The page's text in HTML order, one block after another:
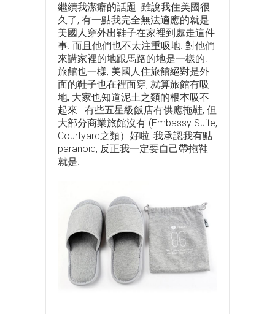
繼續我潔癖的話題. 雖說我住美國很
久了, 有一點我完全無法適應的就是
美國人穿外出鞋子在家裡到處走這件
事. 而且他們也不太注重吸地. 對他們
來講家裡的地跟馬路的地是一樣的.
旅館也一樣, 美國人住旅館絕對是外
面的鞋子也在裡面穿, 就算旅館有吸
地, 大家也知道泥土之類的根本吸不
起來. 有些五星級飯店有供應拖鞋, 但
大部分商業旅館沒有 (Embassy Suite,
Courtyard之類）好啦, 我承認我有點
paranoid, 反正我一定要自己帶拖鞋
就是.